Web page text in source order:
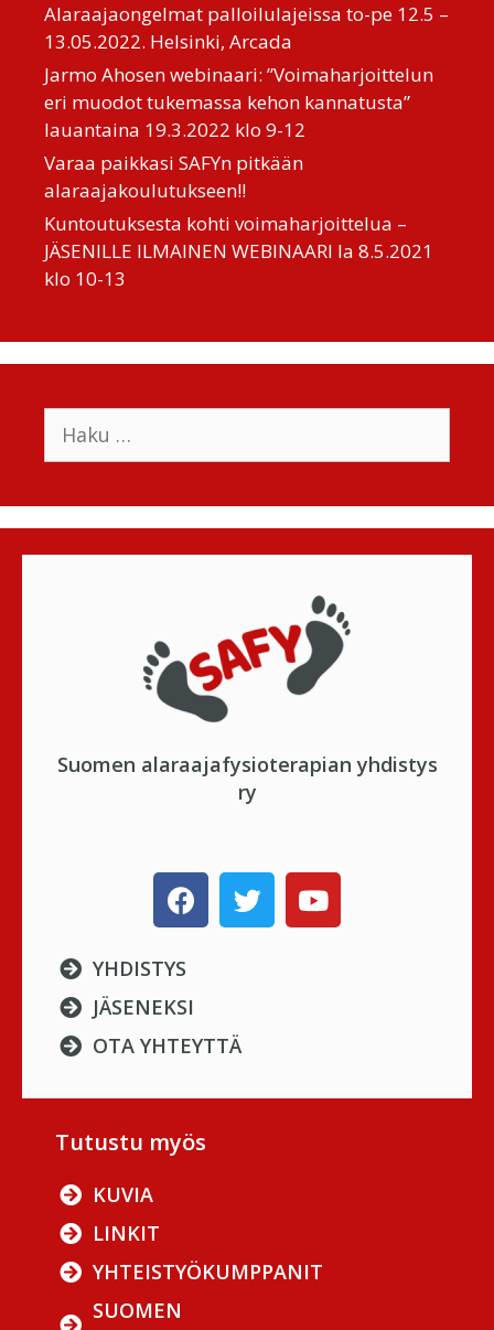
Alaraajaongelmat palloilulajeissa to-pe 12.5 –
13.05.2022. Helsinki, Arcada
Jarmo Ahosen webinaari: ”Voimaharjoittelun
eri muodot tukemassa kehon kannatusta”
lauantaina 19.3.2022 klo 9-12
Varaa paikkasi SAFYn pitkään
alaraajakoulutukseen!!
Kuntoutuksesta kohti voimaharjoittelua –
JÄSENILLE ILMAINEN WEBINAARI la 8.5.2021
klo 10-13
Suomen alaraajafysioterapian yhdistys
ry
YHDISTYS
JÄSENEKSI
OTA YHTEYTTÄ
Tutustu myös
KUVIA
LINKIT
YHTEISTYÖKUMPPANIT
SUOMEN